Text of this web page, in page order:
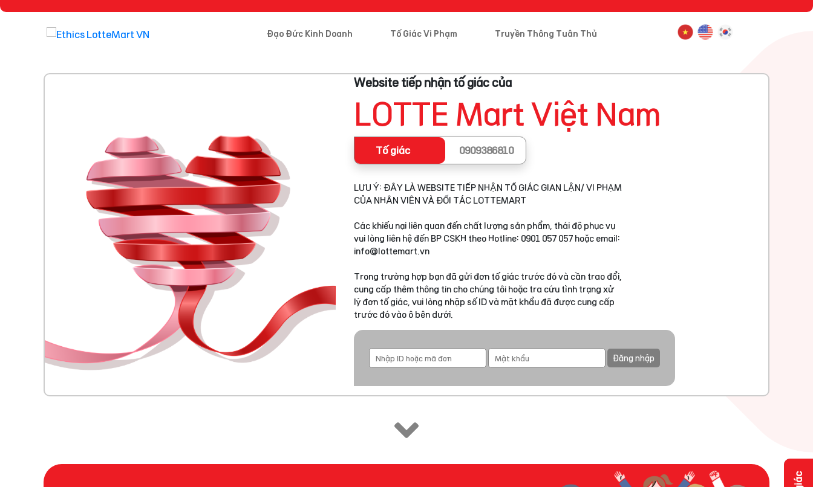
Đạo Đức Kinh Doanh Tố Giác Vi Phạm Truyền Thông Tuân Thủ
Website tiếp nhận tố giác của
LOTTE Mart Việt Nam
Tố giác 0909386810
LƯU Ý: ĐÂY LÀ WEBSITE TIẾP NHẬN TỐ GIÁC GIAN LẬN/ VI PHẠM
CỦA NHÂN VIÊN VÀ ĐỐI TÁC LOTTEMART
Các khiếu nại liên quan đến chất lượng sản phẩm, thái độ phục vụ
vui lòng liên hệ đến BP CSKH theo Hotline: 0901 057 057 hoặc email:
info@lottemart.vn
Trong trường hợp bạn đã gửi đơn tố giác trước đó và cần trao đổi,
cung cấp thêm thông tin cho chúng tôi hoặc tra cứu tình trạng xử
lý đơn tố giác, vui lòng nhập số ID và mật khẩu đã được cung cấp
trước đó vào ô bên dưới.
Đăng nhập